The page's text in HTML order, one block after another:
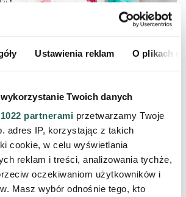
Ustawienia reklam O plikach
Twoich danych
partnerami przetwarzamy Twoje
adres IP, korzystając z takich
cookie, w celu wyświetlania
reklam i treści, analizowania tychże,
oczekiwaniom użytkowników i
Masz wybór odnośnie tego, kto
THE TOPIC OF
YOU
›